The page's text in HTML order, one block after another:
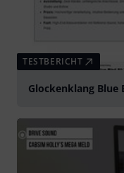
TESTBERICHT
Glockenklang Blue